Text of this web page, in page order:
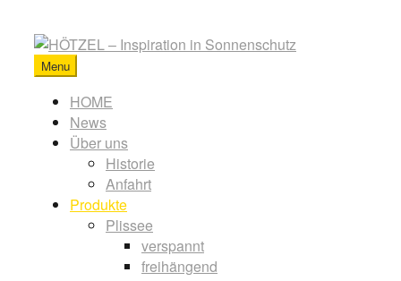
content
HÖTZEL
Inspiration
Sonnenschutz
Menu
Primary
menu
HOME
News
Über uns
Historie
Anfahrt
Produkte
Plissee
verspannt
freihängend